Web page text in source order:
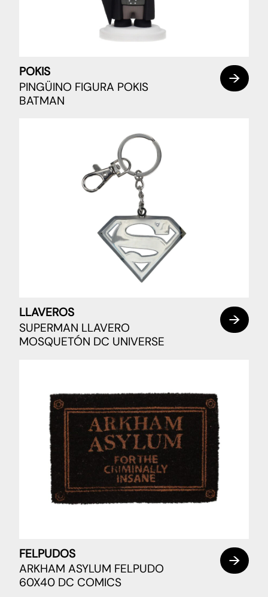
POKIS
PINGÜINO FIGURA POKIS
BATMAN
LLAVEROS
SUPERMAN LLAVERO
MOSQUETÓN DC UNIVERSE
FELPUDOS
ARKHAM ASYLUM FELPUDO
60X40 DC COMICS